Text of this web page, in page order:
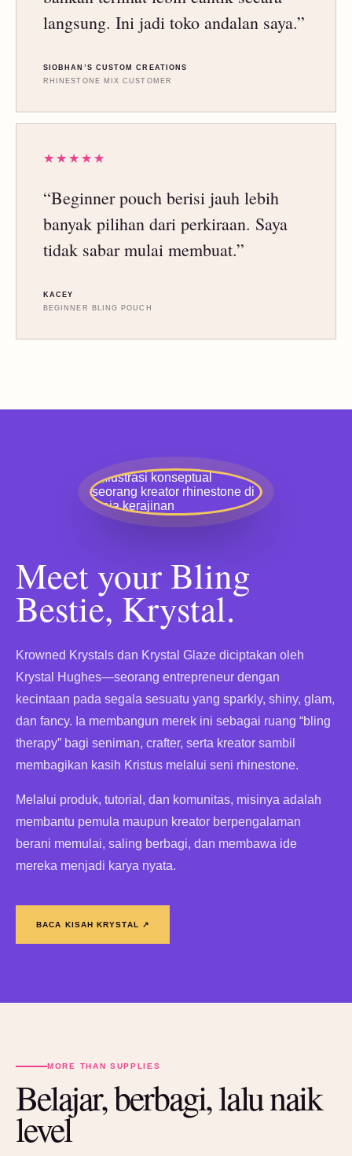
langsung. Ini jadi toko andalan saya.”
SIOBHAN’S CUSTOM CREATIONS
RHINESTONE MIX CUSTOMER
★★★★★
“Beginner pouch berisi jauh lebih
banyak pilihan dari perkiraan. Saya
tidak sabar mulai membuat.”
KACEY
BEGINNER BLING POUCH
Meet your Bling
Bestie, Krystal.
Krowned Krystals dan Krystal Glaze diciptakan oleh
Krystal Hughes—seorang entrepreneur dengan
kecintaan pada segala sesuatu yang sparkly, shiny, glam,
dan fancy. Ia membangun merek ini sebagai ruang “bling
therapy” bagi seniman, crafter, serta kreator sambil
membagikan kasih Kristus melalui seni rhinestone.
Melalui produk, tutorial, dan komunitas, misinya adalah
membantu pemula maupun kreator berpengalaman
berani memulai, saling berbagi, dan membawa ide
mereka menjadi karya nyata.
BACA KISAH KRYSTAL ↗
MORE THAN SUPPLIES
Belajar, berbagi, lalu naik
level